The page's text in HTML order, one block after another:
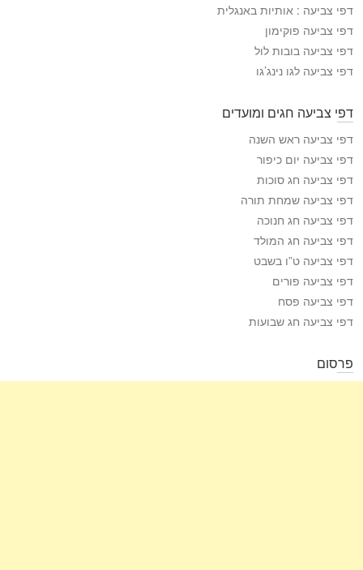
י
ע
ה
דפי צביעה : אותיות באנגלית
דפי צביעה פוקימון
דפי צביעה בובות לול
דפי צביעה לגו נינג’גו
דפי צביעה חגים ומועדים
דפי צביעה ראש השנה
דפי צביעה יום כיפור
דפי צביעה חג סוכות
דפי צביעה שמחת תורה
דפי צביעה חג חנוכה
דפי צביעה חג המולד
דפי צביעה ט”ו בשבט
דפי צביעה פורים
דפי צביעה פסח
דפי צביעה חג שבועות
פרסום